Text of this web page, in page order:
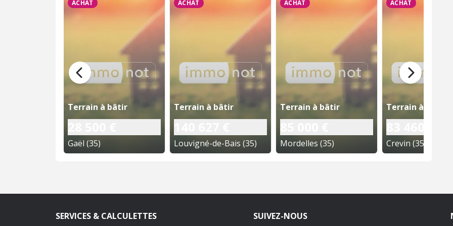
ACHAT
Terrain à bâtir
Gaël (35)
ACHAT
Terrain à bâtir
Louvigné-de-Bais (35)
ACHAT
Terrain à bâtir
Mordelles (35)
ACHAT
Terrain à bâtir
Crevin (35)
SERVICES & CALCULETTES SUIVEZ-NOUS